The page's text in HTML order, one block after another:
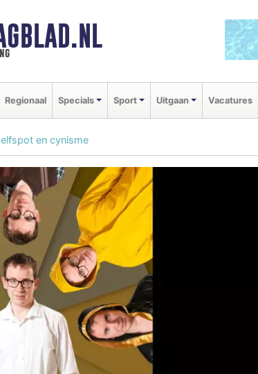
Regionaal Specials Sport Uitgaan Vacatures
en cynisme